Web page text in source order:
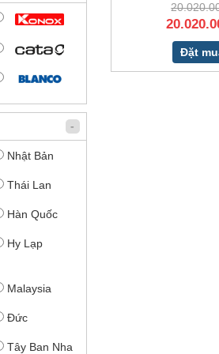
-
Nhật Bản
Thái Lan
Hàn Quốc
Hy Lạp
Malaysia
Đức
Tây Ban Nha
Đặt